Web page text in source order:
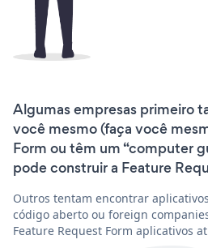
Algumas empresas primeiro
você mesmo (faça você
Form ou têm um “computer
pode construir a Feature
Outros tentam encontrar
código aberto ou foreign
Feature Request Form aplicativos